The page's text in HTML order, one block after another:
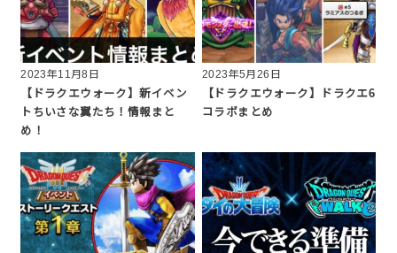
2023年11月8日
【ドラクエウォーク】新イベン
トちいさな翼たち！情報まと
め！
2023年5月26日
【ドラクエウォーク】ドラクエ6
コラボまとめ